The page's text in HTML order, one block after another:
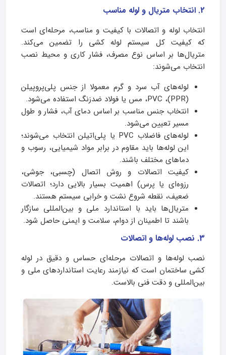
2. انتخاب متریال و لوله مناسب
انتخاب لوله و اتصالات با کیفیت و مناسب، مرحله‌ای است
که کیفیت کل سیستم لوله کشی را تضمین می‌کند.
متریال‌ها بر اساس نوع مصرف، فشار کاری و محیط نصب
انتخاب می‌شوند:
لوله‌های آب سرد و گرم معمولا از جنس پلی‌پروپیلن
(PPR)، PVC، مس یا فولاد ضدزنگ استفاده می‌شود.
انتخاب جنس مناسب بر اساس دمای آب، فشار و طول
مسیر تعیین می‌شود.
لوله‌های فاضلاب PVC یا پلی‌اتیلن انتخاب می‌شوند؛
این لوله‌ها باید مقاوم در برابر مواد شیمیایی، رسوب و
دماهای مختلف باشند.
کیفیت اتصالات و روش اتصال (چسبی، جوشی،
رزوه‌ای یا پرس) اهمیت بسیار بالایی دارد؛ اتصالات
ضعیف، نقطه شروع نشت و خرابی سیستم هستند.
متریال‌ها باید با استاندارد ملی و بین‌المللی سازگار
باشند تا اطمینان از دوام، سلامت و ایمنی حاصل شود.
3. نصب لوله‌ها و اتصالات
نصب لوله‌ها و اتصالات مرحله‌ای حساس و دقیق در لوله
کشی ساختمان است که نیازمند رعایت استانداردهای ملی و
بین‌المللی و دقت فنی بالاست.